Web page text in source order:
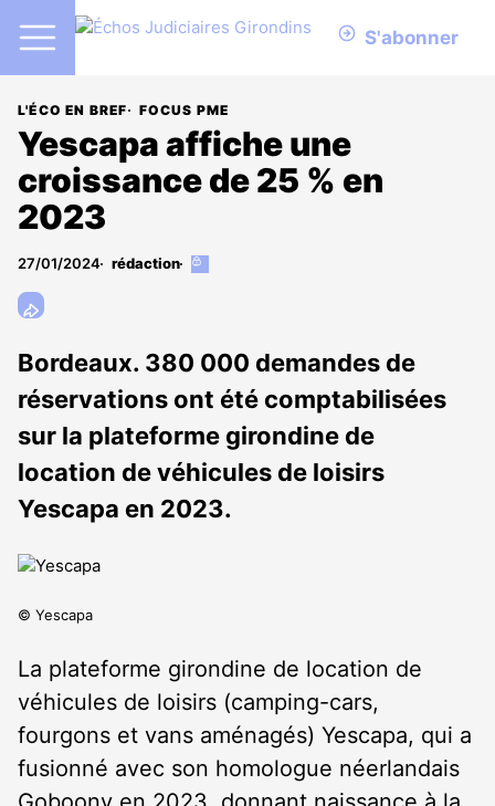
S'abonner
L'ÉCO EN BREF FOCUS PME
Yescapa affiche une
croissance de 25 % en
2023
27/01/2024 rédaction
Cet
aux
abonnés
Bordeaux. 380 000 demandes de
réservations ont été comptabilisées
sur la plateforme girondine de
location de véhicules de loisirs
Yescapa en 2023.
© Yescapa
La plateforme girondine de location de
véhicules de loisirs (camping-cars,
fourgons et vans aménagés) Yescapa, qui a
fusionné avec son homologue néerlandais